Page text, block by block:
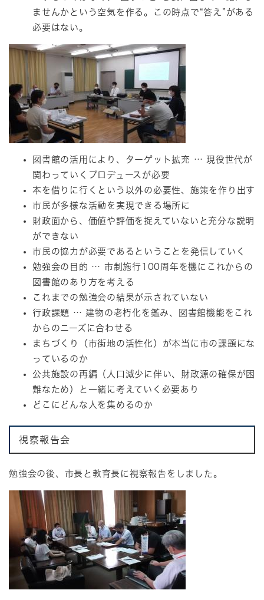
ませんかという空気を作る。この時点で“答え”がある
必要はない。
図書館の活用により、ターゲット拡充 … 現役世代が
関わっていくプロデュースが必要
本を借りに行くという以外の必要性、施策を作り出す
市民が多様な活動を実現できる場所に
財政面から、価値や評価を捉えていないと充分な説明
ができない
市民の協力が必要であるということを発信していく
勉強会の目的 … 市制施行100周年を機にこれからの
図書館のあり方を考える
これまでの勉強会の結果が示されていない
行政課題 … 建物の老朽化を鑑み、図書館機能をこれ
からのニーズに合わせる
まちづくり（市街地の活性化）が本当に市の課題にな
っているのか
公共施設の再編（人口減少に伴い、財政源の確保が困
難なため）と一緒に考えていく必要あり
どこにどんな人を集めるのか
視察報告会
勉強会の後、市長と教育長に視察報告をしました。